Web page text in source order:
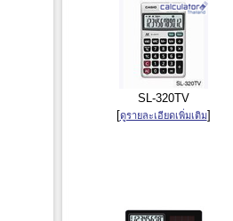
SL-320TV
[ดูรายละเอียดเพิ่มเติม]